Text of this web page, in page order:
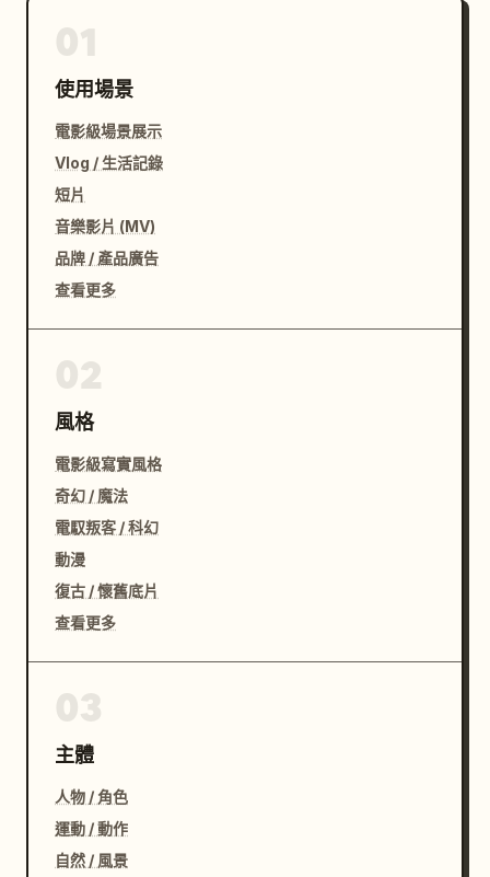
使用場景
電影級場景展示
Vlog / 生活記錄
短片
音樂影片 (MV)
品牌 / 產品廣告
查看更多
風格
電影級寫實風格
奇幻 / 魔法
電馭叛客 / 科幻
動漫
復古 / 懷舊底片
查看更多
主體
人物 / 角色
運動 / 動作
自然 / 風景